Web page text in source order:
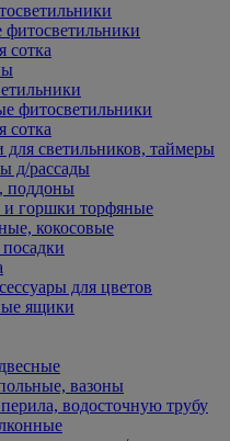
сотка
фитосветильники
сотка
для светильников, таймеры
д/рассады
поддоны
горшки торфяные
кокосовые
для цветов
ящики
вазоны
водосточную трубу